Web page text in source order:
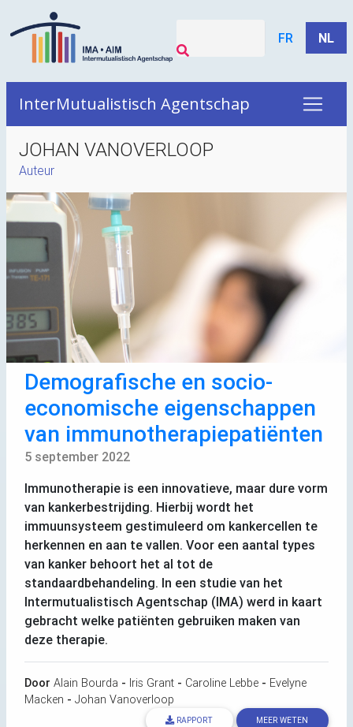
FR NL
InterMutualistisch Agentschap
JOHAN VANOVERLOOP
Auteur
Demografische en socio-
economische eigenschappen
van immunotherapiepatiënten
5 september 2022
Immunotherapie is een innovatieve, maar dure vorm
van kankerbestrijding. Hierbij wordt het
immuunsysteem gestimuleerd om kankercellen te
herkennen en aan te vallen. Voor een aantal types
van kanker behoort het al tot de
standaardbehandeling. In een studie van het
Intermutualistisch Agentschap (IMA) werd in kaart
gebracht welke patiënten gebruiken maken van
deze therapie.
Door Alain Bourda - Iris Grant - Caroline Lebbe - Evelyne
Macken - Johan Vanoverloop
RAPPORT MEER WETEN